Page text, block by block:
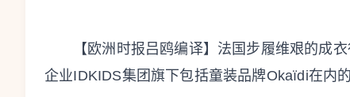
【欧洲时报吕鸥编译】法国步履维艰的成
企业IDKIDS集团旗下包括童装品牌Okaïdi在内